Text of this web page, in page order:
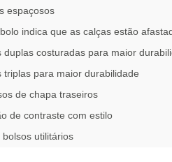
espaçosos
indica que as calças estão
duplas costuradas para maior
triplas para maior durabilidade
de chapa traseiros
de contraste com estilo
bolsos utilitários